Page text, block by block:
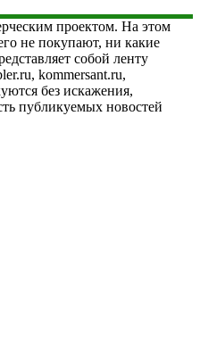
проектом. На этом
не покупают, ни какие
собой ленту
kommersant.ru,
без искажения,
публикуемых новостей